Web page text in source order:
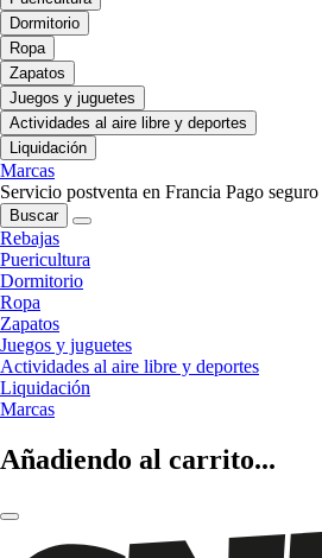
Dormitorio
Ropa
Zapatos
Juegos y juguetes
Actividades al aire libre y deportes
Liquidación
Marcas
Servicio postventa en Francia Pago seguro
Buscar
Rebajas
Puericultura
Dormitorio
Ropa
Zapatos
Juegos y juguetes
Actividades al aire libre y deportes
Liquidación
Marcas
Añadiendo al carrito...